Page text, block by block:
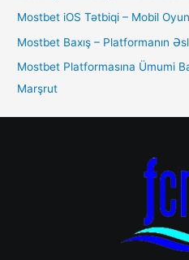
Mostbet iOS Tətbiqi – Mobil
Mostbet Baxış – Platformanın
Mostbet Platformasına Ümumi
Marşrut